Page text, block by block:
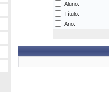
Aluno:
Título:
Ano: